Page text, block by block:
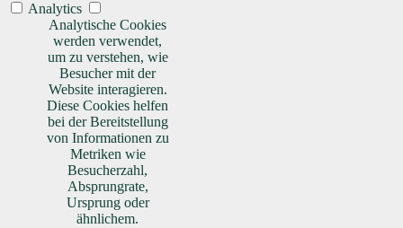
Analytics
Analytische Cookies
werden verwendet,
um zu verstehen, wie
Besucher mit der
Website interagieren.
Diese Cookies helfen
bei der Bereitstellung
von Informationen zu
Metriken wie
Besucherzahl,
Absprungrate,
Ursprung oder
ähnlichem.